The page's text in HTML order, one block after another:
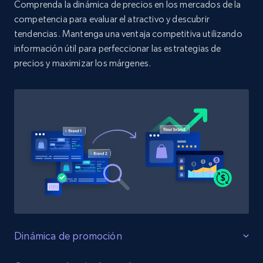
Amazon products search
Asin, URL, Name, Sponsored, Initial price, Final
price, Currency, Sold, and more.
Target
URL, Product id, Title, Product description,
Rating, Reviews count, Initial price, Discount,
and more.
Comprenda la dinámica de precios en los mercados de la
competencia para evaluar el atractivo y descubrir
tendencias. Mantenga una ventaja competitiva utilizando
información útil para perfeccionar las estrategias de
precios y maximizar los márgenes.
Dinámica de promoción